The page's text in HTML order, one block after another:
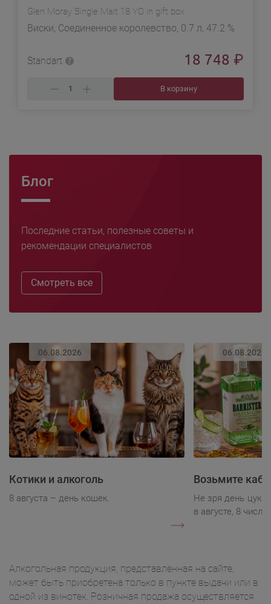
Glen Moray Single Malt 18 YO in gift box
Виски, Соединенное королевство, 0.7 л, 47.2 %
Standart 18 748 ₽
В корзину
Блог
Последние статьи, полезные советы и
рекомендации специалистов
Смотреть все
06.08.2026
Котики и алкоголь
8 августа – день кошек.
06.08.2026
Возьмите
Не зря день
в августе, 8 числа.
Алкогольная продукция, представленная на сайте,
может быть приобретена только в пункте выдачи или в
одной из винотек. Розничная продажа осуществляется